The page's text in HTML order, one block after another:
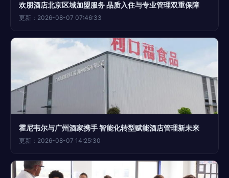
欢朋酒店北京区域加盟服务 品质入住与专业管理双重保障
更新：2026-08-07 07:46:33
霍尼韦尔与广州酒家携手 智能化转型赋能酒店管理新未来
更新：2026-08-07 14:25:30